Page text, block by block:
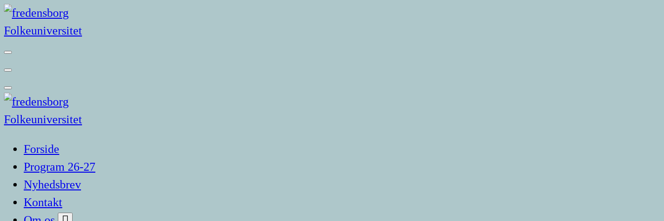
Videre
til
indhold
Forside
Program 26-27
Nyhedsbrev
Kontakt